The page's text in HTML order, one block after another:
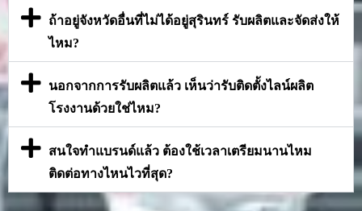
ถ้าอยู่จังหวัดอื่นที่ไม่ได้อยู่สุรินทร์ รับผลิตและจัดส่งให้
ไหม?
นอกจากการรับผลิตแล้ว เห็นว่ารับติดตั้งไลน์ผลิต
โรงงานด้วยใช่ไหม?
สนใจทำแบรนด์แล้ว ต้องใช้เวลาเตรียมนานไหม
ติดต่อทางไหนไวที่สุด?